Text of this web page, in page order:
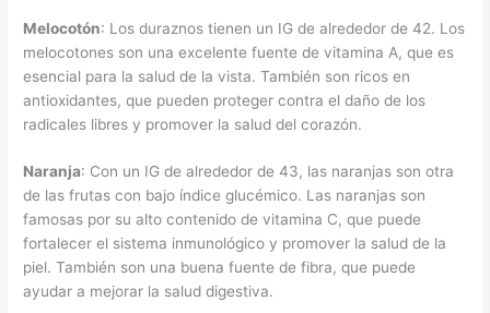
Melocotón: Los duraznos tienen un IG de alrededor de 42. Los
melocotones son una excelente fuente de vitamina A, que es
esencial para la salud de la vista. También son ricos en
antioxidantes, que pueden proteger contra el daño de los
radicales libres y promover la salud del corazón.
Naranja: Con un IG de alrededor de 43, las naranjas son otra
de las frutas con bajo índice glucémico. Las naranjas son
famosas por su alto contenido de vitamina C, que puede
fortalecer el sistema inmunológico y promover la salud de la
piel. También son una buena fuente de fibra, que puede
ayudar a mejorar la salud digestiva.